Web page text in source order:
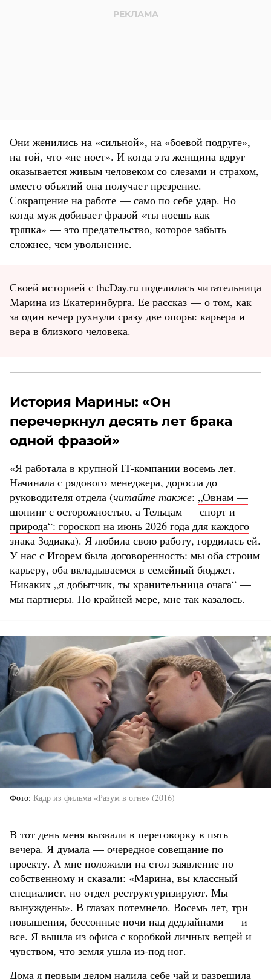
Они женились на «сильной», на «боевой подруге»,
на той, что «не ноет». И когда эта женщина вдруг
оказывается живым человеком со слезами и страхом,
вместо объятий она получает презрение.
Сокращение на работе — само по себе удар. Но
когда муж добивает фразой «ты ноешь как
тряпка» — это предательство, которое забыть
сложнее, чем увольнение.
Своей историей с theDay.ru поделилась читательница
Марина из Екатеринбурга. Ее рассказ — о том, как
за один вечер рухнули сразу две опоры: карьера и
вера в близкого человека.
История Марины: «Он
перечеркнул десять лет брака
одной фразой»
«Я работала в крупной IT-компании восемь лет.
Начинала с рядового менеджера, доросла до
руководителя отдела (читайте также: „Овнам —
шопинг с осторожностью, а Тельцам — спорт и
природа“: гороскоп на июнь 2026 года для каждого
знака Зодиака). Я любила свою работу, гордилась ей.
У нас с Игорем была договоренность: мы оба строим
карьеру, оба вкладываемся в семейный бюджет.
Никаких „я добытчик, ты хранительница очага“ —
мы партнеры. По крайней мере, мне так казалось.
Фото Кадр из фильма «Разум в огне» (2016)
В тот день меня вызвали в переговорку в пять
вечера. Я думала — очередное совещание по
проекту. А мне положили на стол заявление по
собственному и сказали: «Марина, вы классный
специалист, но отдел реструктуризируют. Мы
вынуждены». В глазах потемнело. Восемь лет, три
повышения, бессонные ночи над дедлайнами — и
все. Я вышла из офиса с коробкой личных вещей и
чувством, что земля ушла из-под ног.
Дома я первым делом налила себе чай и разрешила